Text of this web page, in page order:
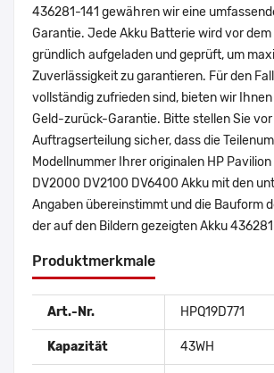
436281-141 gewähren wir eine
Garantie. Jede Akku Batterie wird vor dem
gründlich aufgeladen und geprüft, um
Zuverlässigkeit zu garantieren. Für den
vollständig zufrieden sind, bieten wir
Geld-zurück-Garantie. Bitte stellen Sie vor
Auftragserteilung sicher, dass die
Modellnummer Ihrer originalen HP
DV2000 DV2100 DV6400 Akku mit den
Angaben übereinstimmt und die Bauform
der auf den Bildern gezeigten Akku
Produktmerkmale
Art.-Nr. HPQ19D771
Kapazität 43WH